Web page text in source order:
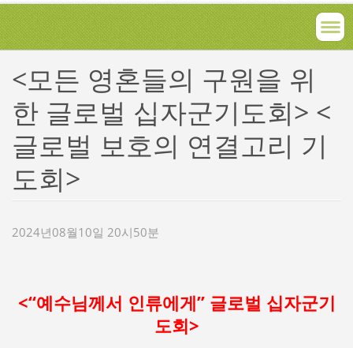
<모든 영혼들의 구원을 위
한 글로벌 십자군기도회> <
글로벌 보호의 연결고리 기
도회>
2024년08월10일 20시50분
<“예수님께서 인류에게” 글로벌 십자군기
도회>